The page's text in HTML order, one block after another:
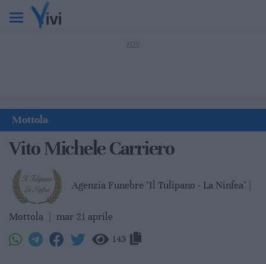
Mottola
Vito Michele Carriero
Agenzia Funebre "Il Tulipano - La Ninfea" |
Mottola mar 21 aprile
143